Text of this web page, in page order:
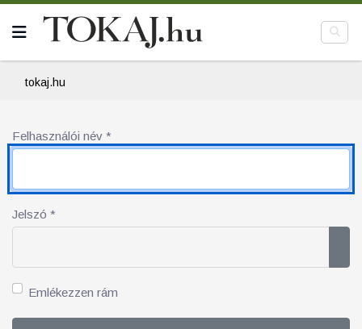
tokaj.hu
Felhasználói név *
Jelszó *
Emlékezzen rám